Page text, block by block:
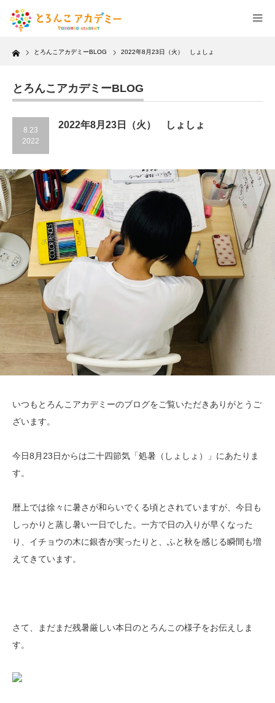
Home とろんこアカデミーBLOG 2022年8月23日（火） しょしょ
とろんこアカデミーBLOG
8.23
2022
2022年8月23日（火） しょしょ
いつもとろんこアカデミーのブログをご覧いただきありがとうご
ざいます。
今日8月23日からは二十四節気「処暑（しょしょ）」にあたりま
す。
暦上では徐々に暑さが和らいでくる頃とされていますが、今日も
しっかりと蒸し暑い一日でした。一方で日の入りが早くなった
り、イチョウの木に銀杏が実ったりと、ふと秋を感じる瞬間も増
えてきています。
さて、まだまだ残暑厳しい本日のとろんこの様子をお伝えしま
す。